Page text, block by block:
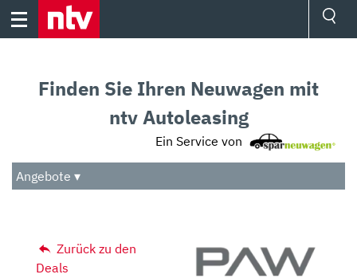
Skip
Audio
Das Beste
Finden Sie Ihren Neuwagen mit
ntv Autoleasing
Ein Service von
Angebote ▾
Zurück zu den
Deals